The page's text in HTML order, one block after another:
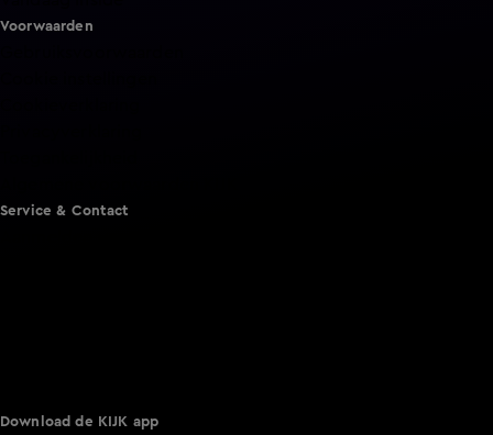
Voorwaarden
Service & Contact
Download de KIJK app